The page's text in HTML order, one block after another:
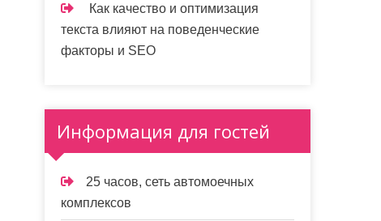
Как качество и оптимизация
текста влияют на поведенческие
факторы и SEO
Информация для гостей
25 часов, сеть автомоечных
комплексов